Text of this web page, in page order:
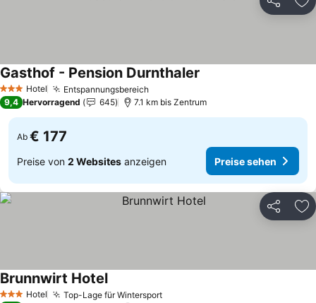
Teilen
3 SterneHotel EntspannungsbereichPreise sehen
Gasthof - Pension Durnthaler
9,4 Hervorragend 645 7.1 km bis Zentrum
Ab € 177
Preise von 2 Websites anzeigen Preise sehen
Teilen
3 SterneHotel Top-Lage für WintersportPreise sehen
Brunnwirt HotelPreise sehen